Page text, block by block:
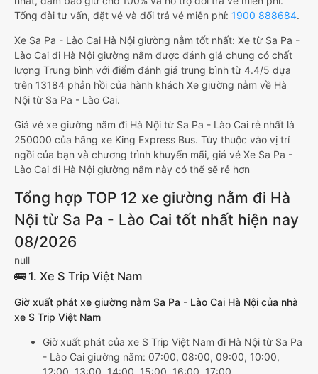
Tổng đài tư vấn, đặt vé và đổi trả vé miễn phí: 1900 888684.
Xe Sa Pa - Lào Cai Hà Nội giường nằm tốt nhất: Xe từ Sa Pa -
Lào Cai đi Hà Nội giường nằm được đánh giá chung có chất
lượng Trung bình với điểm đánh giá trung bình từ 4.4/5 dựa
trên 13184 phản hồi của hành khách Xe giường nằm về Hà
Nội từ Sa Pa - Lào Cai.
Giá vé xe giường nằm đi Hà Nội từ Sa Pa - Lào Cai rẻ nhất là
250000 của hãng xe King Express Bus. Tùy thuộc vào vị trí
ngồi của bạn và chương trình khuyến mãi, giá vé Xe Sa Pa -
Lào Cai đi Hà Nội giường nằm này có thể sẽ rẻ hơn
Tổng hợp TOP 12 xe giường nằm đi Hà
Nội từ Sa Pa - Lào Cai tốt nhất hiện nay
08/2026
null
🚌 1. Xe S Trip Việt Nam
Giờ xuất phát xe giường nằm Sa Pa - Lào Cai Hà Nội của nhà
xe S Trip Việt Nam
Giờ xuất phát của xe S Trip Việt Nam đi Hà Nội từ Sa Pa
- Lào Cai giường nằm: 07:00, 08:00, 09:00, 10:00,
12:00, 13:00, 14:00, 15:00, 16:00, 17:00